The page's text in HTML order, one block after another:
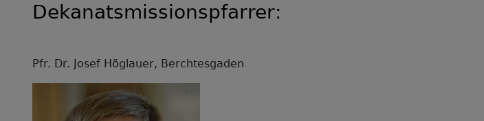
Dekanatsmissionspfarrer:
Pfr. Dr. Josef Höglauer, Berchtesgaden